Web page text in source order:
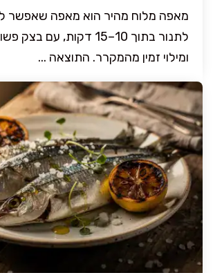
מאפה מלוח מהיר הוא מאפה שאפשר
לתנור בתוך 10–15 דקות, עם
ומילוי זמין מהמקרר. התוצאה ...